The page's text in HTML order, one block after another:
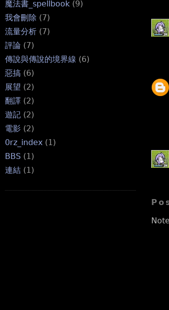
魔法書_spellbook (9)
我會刪除 (7)
流量分析 (7)
評論 (7)
傳說與傳說的境界線 (6)
惡搞 (6)
展望 (2)
翻譯 (2)
遊記 (2)
電影 (2)
0rz_index (1)
BBS (1)
連結 (1)